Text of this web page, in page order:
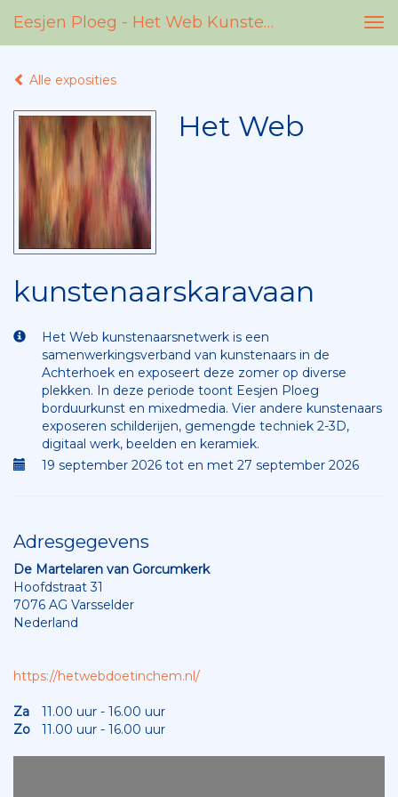
Eesjen Ploeg - Het Web Kunstenaarskaravaan
Alle exposities
Het Web
kunstenaarskaravaan
Het Web kunstenaarsnetwerk is een
samenwerkingsverband van kunstenaars in de
Achterhoek en exposeert deze zomer op diverse
plekken. In deze periode toont Eesjen Ploeg
borduurkunst en mixedmedia. Vier andere kunstenaars
exposeren schilderijen, gemengde techniek 2-3D,
digitaal werk, beelden en keramiek.
19 september 2026 tot en met 27 september 2026
Adresgegevens
De Martelaren van Gorcumkerk
Hoofdstraat 31
7076 AG Varsselder
Nederland
https://hetwebdoetinchem.nl/
Za
11.00 uur - 16.00 uur
Zo
11.00 uur - 16.00 uur